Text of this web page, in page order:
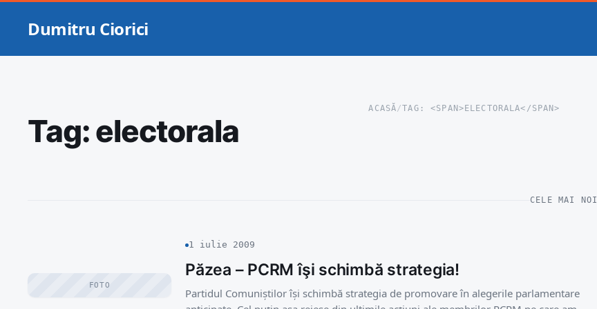
Dumitru Ciorici
ACASĂ/TAG: <SPAN>ELECTORALA</SPAN>
Tag:electorala
CELE MAI NOI
FOTO
1 iulie 2009
Păzea – PCRM îşi schimbă strategia!
Partidul Comuniștilor își schimbă strategia de promovare în alegerile parlamentare